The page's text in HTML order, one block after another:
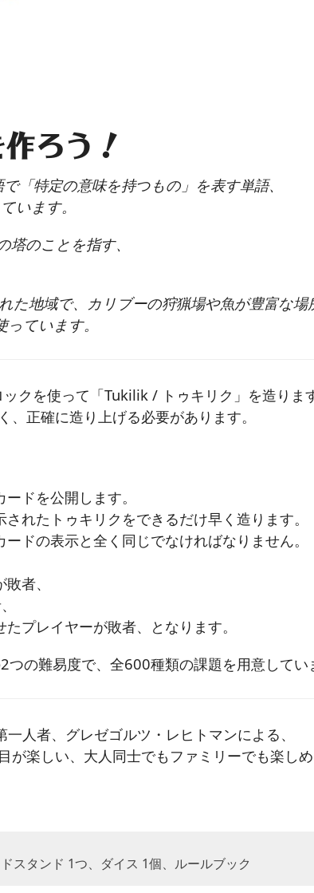
ろう！
「特定の意味を持つもの」を表す単語、
います。
のことを指す、
地域で、カリブーの狩猟場や魚が豊富な場
ています。
クを使って「Tukilik / トゥキリク」を造りま
正確に造り上げる必要があります。
ドを公開します。
れたトゥキリクをできるだけ早く造ります。
ドの表示と全く同じでなければなりません。
者、
プレイヤーが敗者、となります。
の難易度で、全600種類の課題を用意してい
人者、グレゼゴルツ・レヒトマンによる、
楽しい、大人同士でもファミリーでも楽し
スタンド 1つ、ダイス 1個、ルールブック